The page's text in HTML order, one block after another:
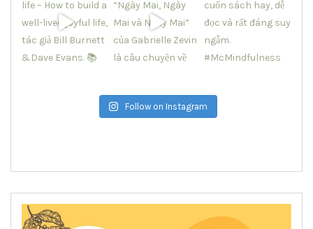
Follow on Instagram